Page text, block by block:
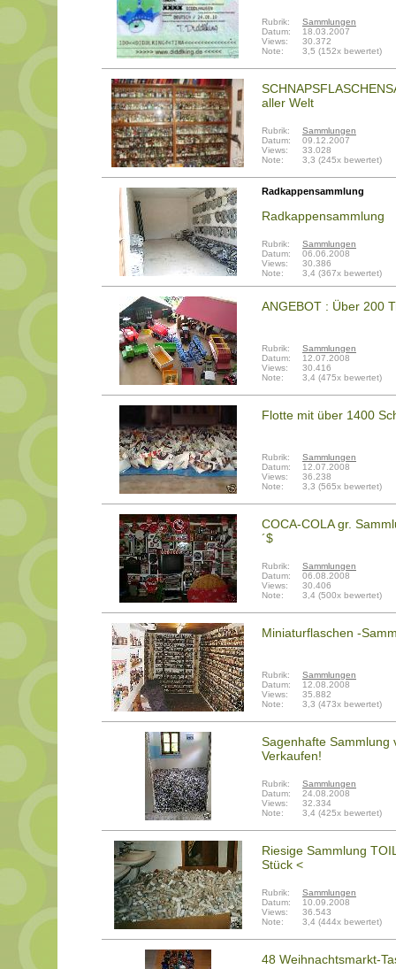
Rubrik:
Sammlungen
Datum:
18.03.2007
Views:
30.372
Note:
3,5 (152x bewertet)
aller Welt
Rubrik:
Sammlungen
Datum:
09.12.2007
Views:
33.028
Note:
3,3 (245x bewertet)
Radkappensammlung
Radkappensammlung
Rubrik:
Sammlungen
Datum:
06.06.2008
Views:
30.386
Note:
3,4 (367x bewertet)
ANGEBOT : Über 200
Rubrik:
Sammlungen
Datum:
12.07.2008
Views:
30.416
Note:
3,4 (475x bewertet)
Flotte mit über 1400
Rubrik:
Sammlungen
Datum:
12.07.2008
Views:
36.238
Note:
3,3 (565x bewertet)
COCA-COLA gr.
´$
Rubrik:
Sammlungen
Datum:
06.08.2008
Views:
30.406
Note:
3,4 (500x bewertet)
Miniaturflaschen -
Rubrik:
Sammlungen
Datum:
12.08.2008
Views:
35.882
Note:
3,3 (473x bewertet)
Sagenhafte Sammlung
Verkaufen!
Rubrik:
Sammlungen
Datum:
24.08.2008
Views:
32.334
Note:
3,4 (425x bewertet)
Riesige Sammlung
Stück <
Rubrik:
Sammlungen
Datum:
10.09.2008
Views:
36.543
Note:
3,4 (444x bewertet)
48 Weihnachtsmarkt-